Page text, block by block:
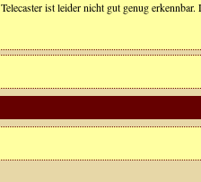
ist leider nicht gut genug